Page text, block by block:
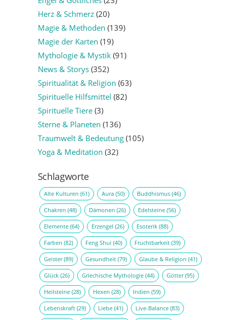
Herz & Schmerz(20)
Magie & Methoden (139)
Magie der Karten (19)
Mythologie & Mystik(91)
News & Storys(352)
Spiritualität & Religion (63)
Spirituelle Hilfsmittel (82)
Spirituelle Tiere(3)
Sterne & Planeten (136)
Traumwelt & Bedeutung(105)
Yoga & Meditation (32)
Schlagworte
Alte Kulturen (61) Aura(50) Buddhismus(46)
Chakren (48) Dämonen (26) Edelsteine(56)
Elemente(64) Erzengel (26) Esoterik(88)
Farben (82) Feng Shui (40) Fruchtbarkeit(39)
Geister(89) Gesundheit(79) Glaube & Religion (41)
Glück(26) Griechische Mythologie(44) Götter(95)
Heilsteine(28) Hexen (28) Indien (59)
Lebenskraft(29) Liebe(41) Live-Balance(83)